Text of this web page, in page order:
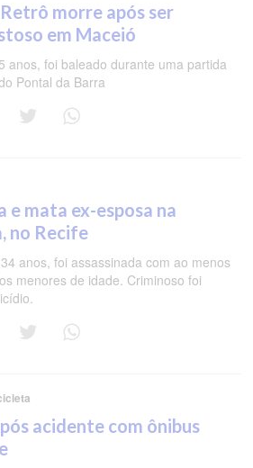
morre após ser
em Maceió
anos, foi baleado durante uma partida
Pontal da Barra
e mata ex-esposa na
no Recife
anos, foi assassinada com ao menos
menores de idade. Criminoso foi
acidente com ônibus